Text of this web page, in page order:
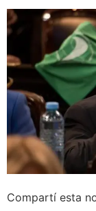
Compartí esta